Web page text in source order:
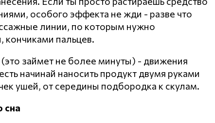
особого эффекта не жди - разве что
линии, по которым нужно
кончиками пальцев.
займет не более минуты) - движения
начинай наносить продукт двумя руками
ушей, от середины подбородка к скулам.
сна